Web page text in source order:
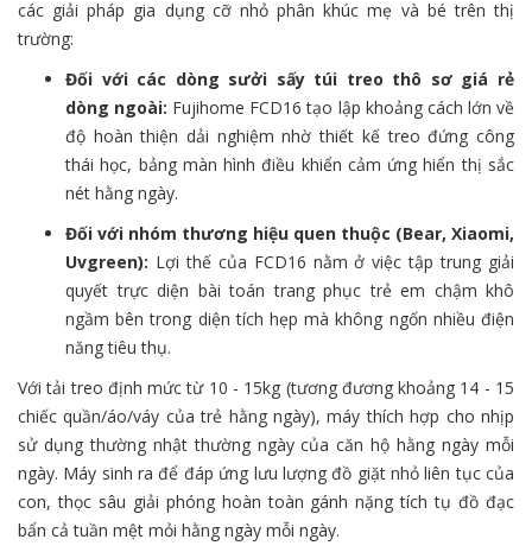
các giải pháp gia dụng cỡ nhỏ phân khúc mẹ và bé trên thị
trường:
Đối với các dòng sưởi sấy túi treo thô sơ giá rẻ
dòng ngoài: Fujihome FCD16 tạo lập khoảng cách lớn về
độ hoàn thiện dải nghiệm nhờ thiết kế treo đứng công
thái học, bảng màn hình điều khiển cảm ứng hiển thị sắc
nét hằng ngày.
Đối với nhóm thương hiệu quen thuộc (Bear, Xiaomi,
Uvgreen): Lợi thế của FCD16 nằm ở việc tập trung giải
quyết trực diện bài toán trang phục trẻ em chậm khô
ngầm bên trong diện tích hẹp mà không ngốn nhiều điện
năng tiêu thụ.
Với tải treo định mức từ 10 - 15kg (tương đương khoảng 14 - 15
chiếc quần/áo/váy của trẻ hằng ngày), máy thích hợp cho nhịp
sử dụng thường nhật thường ngày của căn hộ hằng ngày mỗi
ngày. Máy sinh ra để đáp ứng lưu lượng đồ giặt nhỏ liên tục của
con, thọc sâu giải phóng hoàn toàn gánh nặng tích tụ đồ đạc
bẩn cả tuần mệt mỏi hằng ngày mỗi ngày.